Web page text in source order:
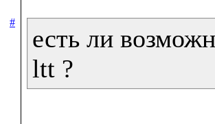
#
есть ли
ltt ?